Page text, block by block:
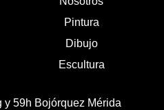
Pintura
Dibujo
Escultura
y 59h Bojórquez Mérida